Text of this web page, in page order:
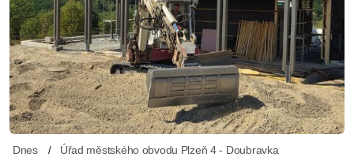
Dnes Úřad městského obvodu Plzeň 4 - Doubravka